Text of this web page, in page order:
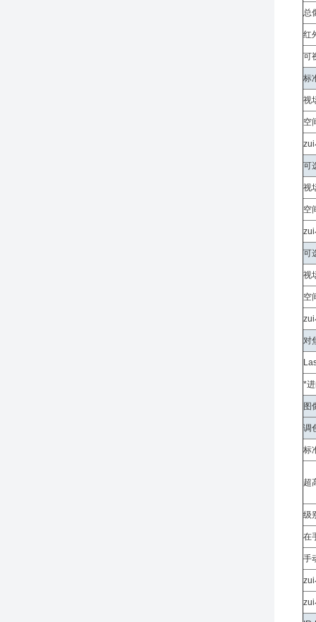
总
红
可
标
视
空
zui
可
视
空
zui
可
视
空
zui
对
*
图
调
标
超
级
在
手
zui
zui